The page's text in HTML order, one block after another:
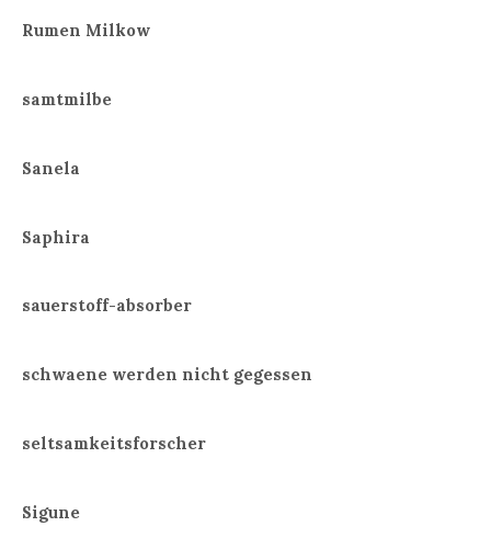
Rumen Milkow
samtmilbe
Sanela
Saphira
sauerstoff-absorber
schwaene werden nicht gegessen
seltsamkeitsforscher
Sigune